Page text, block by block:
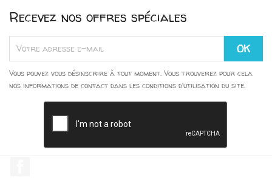
Recevez nos offres spéciales
Vous pouvez vous désinscrire à tout moment. Vous trouverez pour cela
nos informations de contact dans les conditions d'utilisation du site.